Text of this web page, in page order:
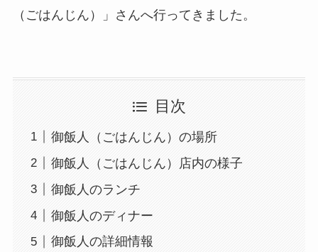
（ごはんじん）」さんへ行ってきました。
目次
御飯人（ごはんじん）の場所
御飯人（ごはんじん）店内の様子
御飯人のランチ
御飯人のディナー
御飯人の詳細情報